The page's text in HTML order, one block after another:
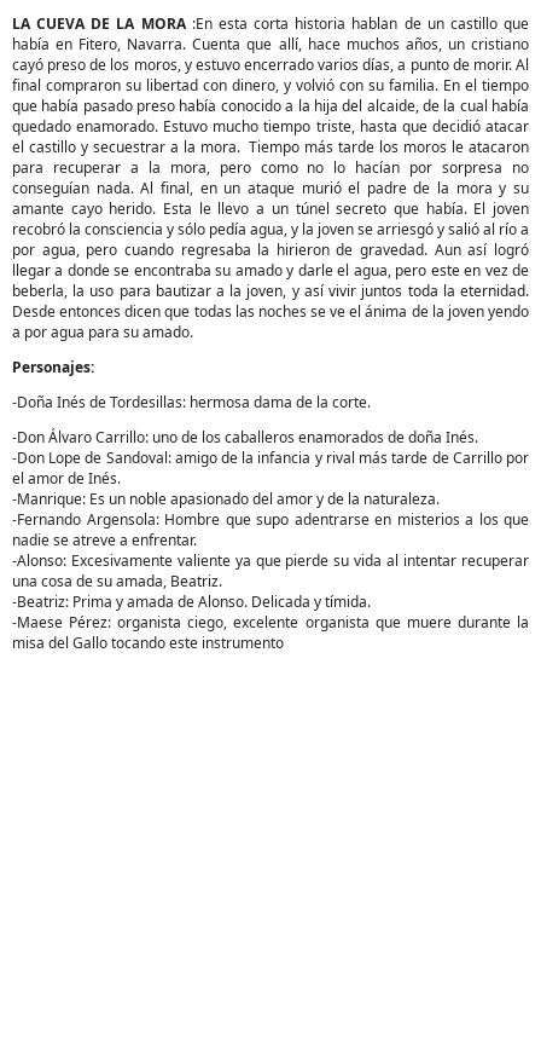
LA CUEVA DE LA MORA :En esta corta historia hablan de un castillo que
había en Fitero, Navarra. Cuenta que allí, hace muchos años, un cristiano
cayó preso de los moros, y estuvo encerrado varios días, a punto de morir. Al
final compraron su libertad con dinero, y volvió con su familia. En el tiempo
que había pasado preso había conocido a la hija del alcaide, de la cual había
quedado enamorado. Estuvo mucho tiempo triste, hasta que decidió atacar
el castillo y secuestrar a la mora. Tiempo más tarde los moros le atacaron
para recuperar a la mora, pero como no lo hacían por sorpresa no
conseguían nada. Al final, en un ataque murió el padre de la mora y su
amante cayo herido. Esta le llevo a un túnel secreto que había. El joven
recobró la consciencia y sólo pedía agua, y la joven se arriesgó y salió al río a
por agua, pero cuando regresaba la hirieron de gravedad. Aun así logró
llegar a donde se encontraba su amado y darle el agua, pero este en vez de
beberla, la uso para bautizar a la joven, y así vivir juntos toda la eternidad.
Desde entonces dicen que todas las noches se ve el ánima de la joven yendo
a por agua para su amado.
Personajes:
-Doña Inés de Tordesillas: hermosa dama de la corte.
-Don Álvaro Carrillo: uno de los caballeros enamorados de doña Inés.
-Don Lope de Sandoval: amigo de la infancia y rival más tarde de Carrillo por
el amor de Inés.
-Manrique: Es un noble apasionado del amor y de la naturaleza.
-Fernando Argensola: Hombre que supo adentrarse en misterios a los que
nadie se atreve a enfrentar.
-Alonso: Excesivamente valiente ya que pierde su vida al intentar recuperar
una cosa de su amada, Beatriz.
-Beatriz: Prima y amada de Alonso. Delicada y tímida.
-Maese Pérez: organista ciego, excelente organista que muere durante la
misa del Gallo tocando este instrumento